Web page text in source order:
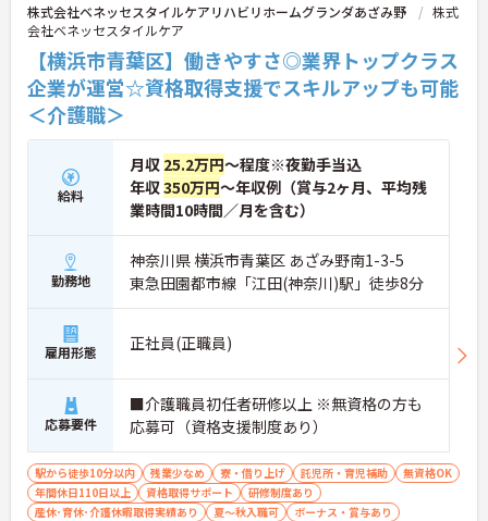
株式会社ベネッセスタイルケアリハビリホームグランダあざみ野
株式
会社ベネッセスタイルケア
【横浜市青葉区】働きやすさ◎業界トップクラス
企業が運営☆資格取得支援でスキルアップも可能
＜介護職＞
給料
月収 25.2万円～程度※夜勤手当込
年収350万円～年収例（賞与2ヶ月、平均残
業時間10時間／月を含む）
勤務地
神奈川県 横浜市青葉区 あざみ野南1-3-5
東急田園都市線「江田(神奈川)駅」徒歩8分
雇用形態 正社員(正職員)
応募要件
■介護職員初任者研修以上 ※無資格の方も
応募可（資格支援制度あり）
駅から徒歩10分以内 残業少なめ 寮・借り上げ 託児所・育児補助
無資格OK
年間休日110日以上
資格取得サポート
研修制度あり
産休･育休･介護休暇取得実績あり
夏～秋入職可
ボーナス・賞与あり